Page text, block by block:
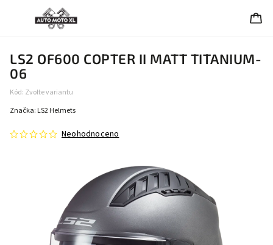
LS2 OF600 COPTER II MATT TITANIUM-
06
Kód: Zvolte variantu
Neohodnoceno
Značka: LS2 Helmets